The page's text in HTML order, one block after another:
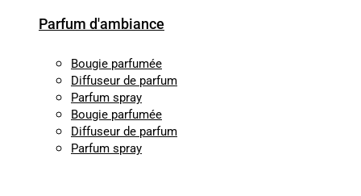
Parfum d'ambiance
Bougie parfumée
Diffuseur de parfum
Parfum spray
Bougie parfumée
Diffuseur de parfum
Parfum spray